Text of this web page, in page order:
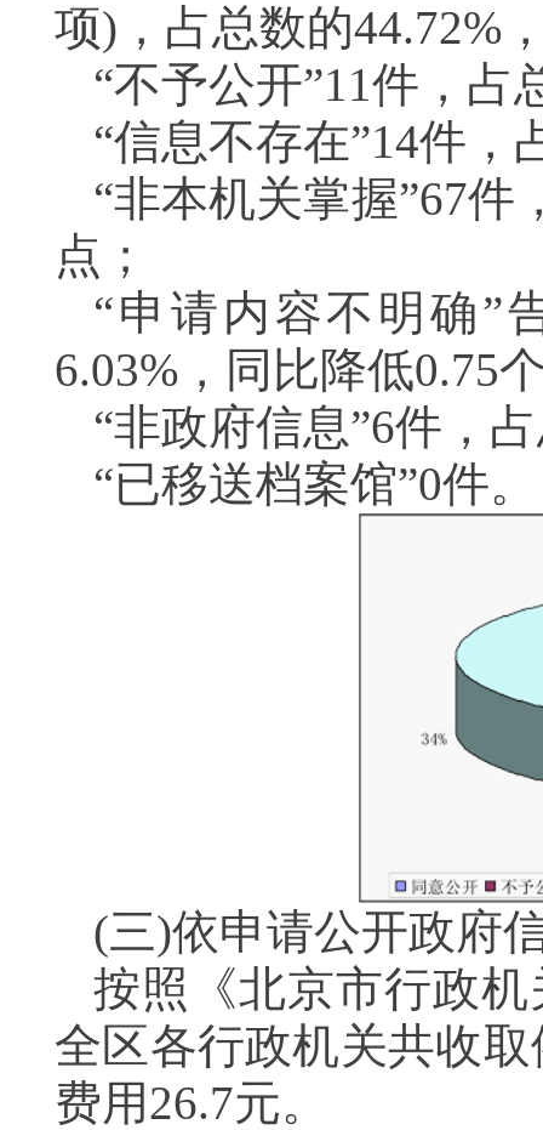
项)，占总数的44.72%
“不予公开”11件，占
“信息不存在”14件，
“非本机关掌握”67件
点；
“申请内容不明确”
6.03%，同比降低0.75
“非政府信息”6件，
“已移送档案馆”0件。
(三)依申请公开政府
按照《北京市行政
全区各行政机关共收
费用26.7元。